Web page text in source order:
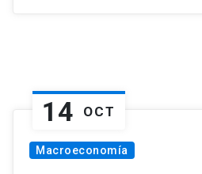
14 OCT
Macroeconomía